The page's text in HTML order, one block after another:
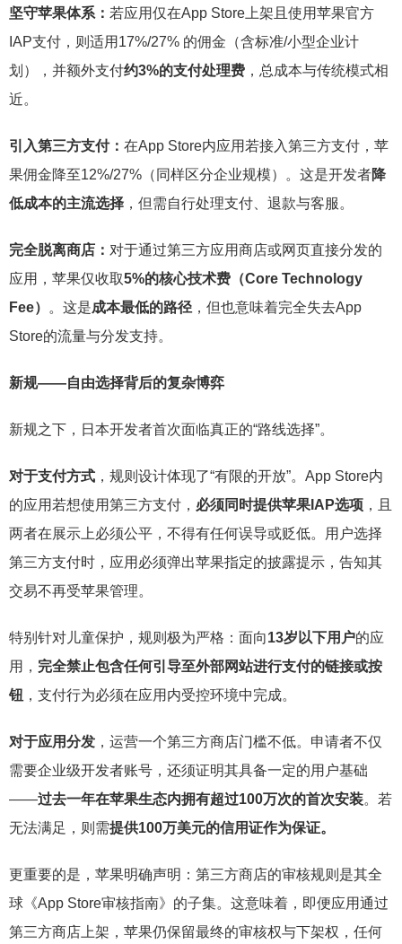
坚守苹果体系： 若应用仅在App Store上架且使用苹果官方
IAP支付，则适用17%/27% 的佣金（含标准/小型企业计
划），并额外支付约3%的支付处理费 ，总成本与传统模式相
近。
引入第三方支付： 在App Store内应用若接入第三方支付，苹
果佣金降至12%/27%（同样区分企业规模）。这是开发者降
低成本的主流选择 ，但需自行处理支付、退款与客服。
完全脱离商店： 对于通过第三方应用商店或网页直接分发的
应用，苹果仅收取5%的核心技术费（Core Technology
Fee）
。这是成本最低的路径 ，但也意味着完全失去App
Store的流量与分发支持。
新规——自由选择背后的复杂博弈
新规之下，日本开发者首次面临真正的“路线选择”。
对于支付方式 ，规则设计体现了“有限的开放”。App Store内
的应用若想使用第三方支付， 必须同时提供苹果IAP选项 ，且
两者在展示上必须公平，不得有任何误导或贬低。用户选择
第三方支付时，应用必须弹出苹果指定的披露提示，告知其
交易不再受苹果管理。
特别针对儿童保护，规则极为严格：面向13岁以下用户的应
用， 完全禁止包含任何引导至外部网站进行支付的链接或按
钮 ，支付行为必须在应用内受控环境中完成。
对于应用分发 ，运营一个第三方商店门槛不低。申请者不仅
需要企业级开发者账号，还须证明其具备一定的用户基础
——过去一年在苹果生态内拥有超过100万次的首次安装。若
无法满足，则需提供100万美元的信用证作为保证。
更重要的是，苹果明确声明：第三方商店的审核规则是其全
球《App Store审核指南》的子集。这意味着，即便应用通过
第三方商店上架，苹果仍保留最终的审核权与下架权，任何